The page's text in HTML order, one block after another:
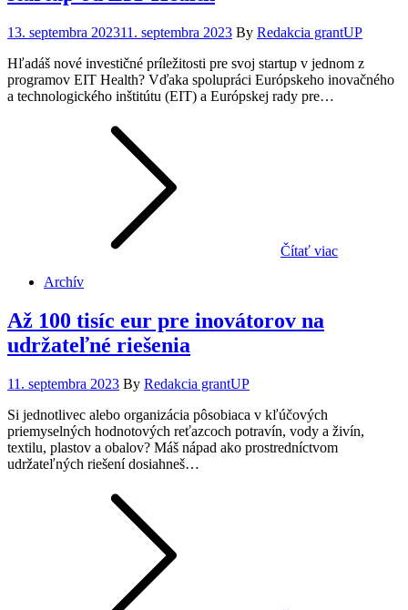
Posted
13. septembra 202311. septembra 2023 By Redakcia grantUP
Hľadáš nové investičné príležitosti pre svoj startup v jednom z
programov EIT Health? Vďaka spolupráci Európskeho inovačného
a technologického inštitútu (EIT) a Európskej rady pre…
Čítať viac
Archív
Až 100 tisíc eur pre inovátorov na
udržateľné riešenia
Posted
11. septembra 2023 By Redakcia grantUP
Si jednotlivec alebo organizácia pôsobiaca v kľúčových
priemyselných hodnotových reťazcoch potravín, vody a živín,
textilu, plastov a obalov? Máš nápad ako prostredníctvom
udržateľných riešení dosiahneš…